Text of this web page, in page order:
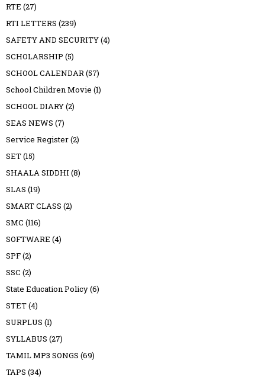
RTE (27)
RTI LETTERS (239)
SAFETY AND SECURITY(4)
SCHOLARSHIP (5)
SCHOOL CALENDAR(57)
School Children Movie (1)
SCHOOL DIARY(2)
SEAS NEWS (7)
Service Register(2)
SET(15)
SHAALA SIDDHI (8)
SLAS (19)
SMART CLASS (2)
SMC (116)
SOFTWARE (4)
SPF(2)
SSC (2)
State Education Policy(6)
STET(4)
SURPLUS (1)
SYLLABUS (27)
TAMIL MP3 SONGS (69)
TAPS (34)